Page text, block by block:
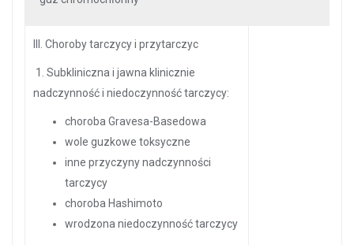
III. Choroby tarczycy i przytarczyc
1. Subkliniczna i jawna klinicznie
nadczynność i niedoczynność tarczycy:
choroba Gravesa-Basedowa
wole guzkowe toksyczne
inne przyczyny nadczynności
tarczycy
choroba Hashimoto
wrodzona niedoczynność tarczycy